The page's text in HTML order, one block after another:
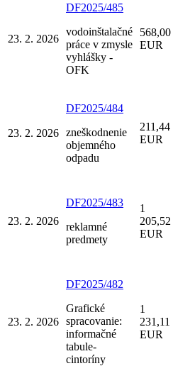
23. 2. 2026
DF2025/485
vodoinštalačné
práce v zmysle
vyhlášky -
OFK
568,00
EUR
23. 2. 2026
DF2025/484
zneškodnenie
objemného
odpadu
211,44
EUR
23. 2. 2026
DF2025/483
reklamné
predmety
1
205,52
EUR
23. 2. 2026
DF2025/482
Grafické
spracovanie:
informačné
tabule-
cintoríny
1
231,11
EUR